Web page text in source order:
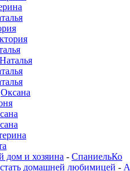
Наталья
Оксана
дом и хозяина - СпаниельКо
домашней любимицей -